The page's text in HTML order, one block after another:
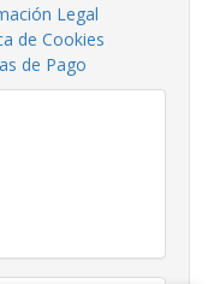
Legal
de Cookies
de Pago